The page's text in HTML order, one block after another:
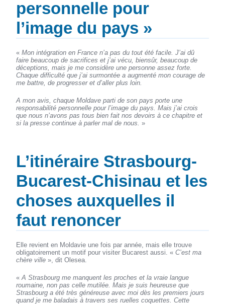
personnelle pour
l’image du pays »
«Mon intégration en France n’a pas du tout été facile. J’ai dû
faire beaucoup de sacrifices et j’ai vécu, biensûr, beaucoup de
déceptions, mais je me considère une personne assez forte.
Chaque difficulté que j’ai surmontée a augmenté mon courage de
me battre, de progresser et d’aller plus loin.
A mon avis, chaque Moldave parti de son pays porte une
responsabilité personnelle pour l’image du pays. Mais j’ai crois
que nous n’avons pas tous bien fait nos devoirs à ce chapitre et
si la presse continue à parler mal de nous. »
L’itinéraire Strasbourg-
Bucarest-Chisinau et les
choses auxquelles il
faut renoncer
Elle revient en Moldavie une fois par année, mais elle trouve
obligatoirement un motif pour visiter Bucarest aussi. «C’est ma
chère ville », dit Olesea.
«A Strasbourg me manquent les proches et la vraie langue
roumaine, non pas celle mutilée. Mais je suis heureuse que
Strasbourg a été très généreuse avec moi dès les premiers jours
quand je me baladais à travers ses ruelles coquettes. Cette